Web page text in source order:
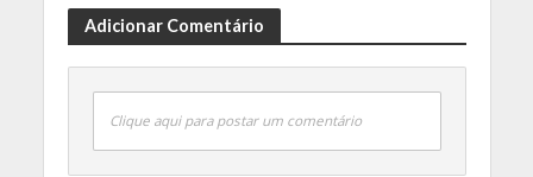
Adicionar Comentário
Clique aqui para postar um comentário